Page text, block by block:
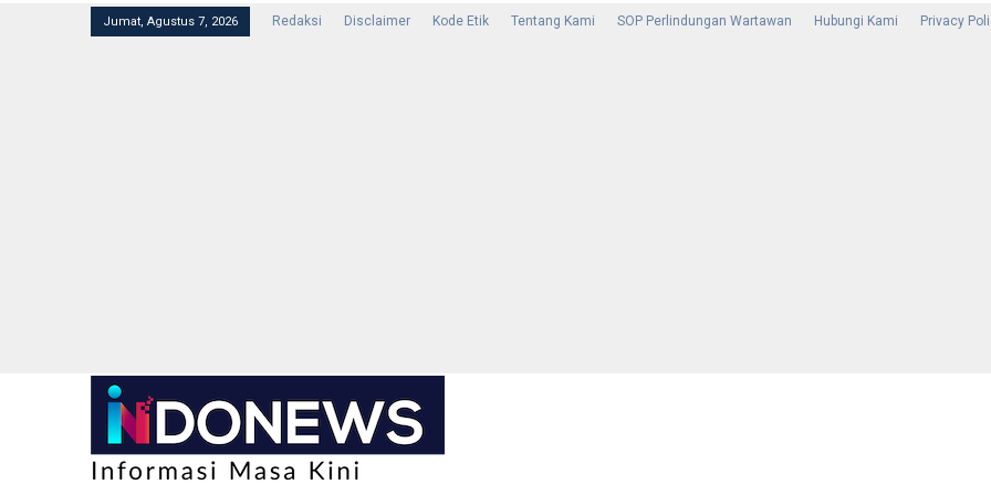
Jumat, Agustus 7, 2026 Redaksi Disclaimer Kode Etik Tentang Kami SOP Perlindungan Wartawan Hubungi Kami Privacy